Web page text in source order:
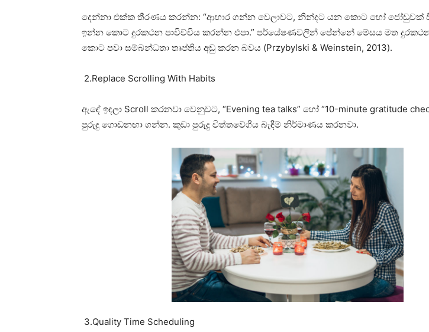
දෙන්නා එක්ක තීරණය කරන්න: “ආහාර ගන්න වෙලාවට, නින්දට යන කොට හෝ ජෝඩුවක්
ඉන්න කොට දුරකථන පාවිච්චිය කරන්න එපා.” පර්යේෂණවලින් පේන්නේ මේසය මත
කොට පවා සම්බන්ධතා තෘප්තිය අඩු කරන බවය (Przybylski & Weinstein, 2013).
2.Replace Scrolling With Habits
ඇඳේ ඉඳලා Scroll කරනවා වෙනුවට, “Evening tea talks” හෝ “10-minute gratitude
පුරුදු ගොඩනඟා ගන්න. කුඩා පුරුදු චිත්තවේගීය බැඳීම් නිර්මාණය කරනවා.
3.Quality Time Scheduling